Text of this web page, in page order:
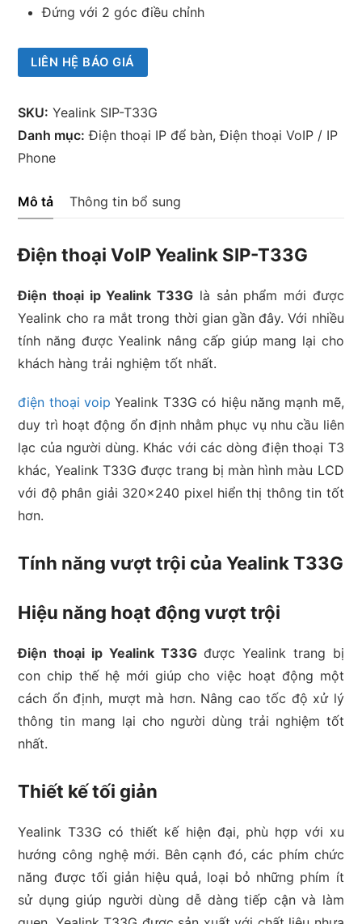
Đứng với 2 góc điều chỉnh
LIÊN HỆ BÁO GIÁ
SKU: Yealink SIP-T33G
Danh mục: Điện thoại IP để bàn,Điện thoại VoIP / IP
Phone
Mô tả Thông tin bổ sung
Điện thoại VoIP Yealink SIP-T33G
Điện thoại ip Yealink T33G là sản phẩm mới được
Yealink cho ra mắt trong thời gian gần đây. Với nhiều
tính năng được Yealink nâng cấp giúp mang lại cho
khách hàng trải nghiệm tốt nhất.
điện thoại voip Yealink T33G có hiệu năng mạnh mẽ,
duy trì hoạt động ổn định nhằm phục vụ nhu cầu liên
lạc của người dùng. Khác với các dòng điện thoại T3
khác, Yealink T33G được trang bị màn hình màu LCD
với độ phân giải 320×240 pixel hiển thị thông tin tốt
hơn.
Tính năng vượt trội của Yealink T33G
Hiệu năng hoạt động vượt trội
Điện thoại ip Yealink T33Gđược Yealink trang bị
con chip thế hệ mới giúp cho việc hoạt động một
cách ổn định, mượt mà hơn. Nâng cao tốc độ xử lý
thông tin mang lại cho người dùng trải nghiệm tốt
nhất.
Thiết kế tối giản
Yealink T33G có thiết kế hiện đại, phù hợp với xu
hướng công nghệ mới. Bên cạnh đó, các phím chức
năng được tối giản hiệu quả, loại bỏ những phím ít
sử dụng giúp người dùng dễ dàng tiếp cận và làm